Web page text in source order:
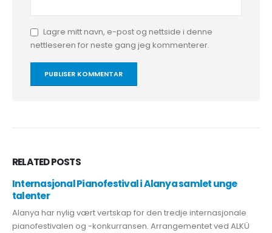
Lagre mitt navn, e-post og nettside i denne
nettleseren for neste gang jeg kommenterer.
RELATEDPOSTS
Internasjonal Pianofestival i Alanya samlet unge
talenter
Alanya har nylig vært vertskap for den tredje internasjonale
pianofestivalen og -konkurransen. Arrangementet ved ALKÜ